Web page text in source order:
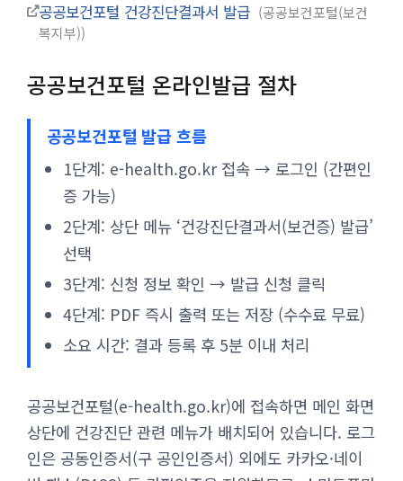
공공보건포털 건강진단결과서 발급
공공보건포털(보건
복지부)
공공보건포털 온라인발급 절차
공공보건포털 발급 흐름
1단계: e-health.go.kr 접속 → 로그인 (간편인
증 가능)
2단계: 상단 메뉴 ‘건강진단결과서(보건증) 발급’
선택
3단계: 신청 정보 확인 → 발급 신청 클릭
4단계: PDF 즉시 출력 또는 저장 (수수료 무료)
소요 시간: 결과 등록 후 5분 이내 처리
공공보건포털(e-health.go.kr)에 접속하면 메인 화면
상단에 건강진단 관련 메뉴가 배치되어 있습니다. 로그
인은 공동인증서(구 공인인증서) 외에도 카카오·네이